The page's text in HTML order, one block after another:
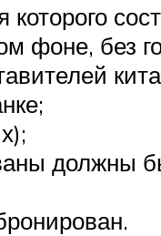
которого
фоне, без
должны